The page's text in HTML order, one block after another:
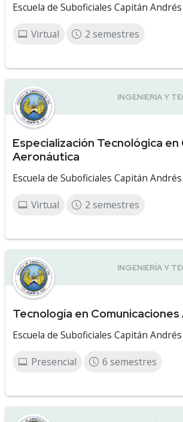
Escuela de Suboficiales Capitán
Virtual 2 semestres
Especialización Tecnológica
Aeronáutica
Escuela de Suboficiales Capitán
Virtual 2 semestres
Tecnología en
Escuela de Suboficiales Capitán
Presencial 6 semestres